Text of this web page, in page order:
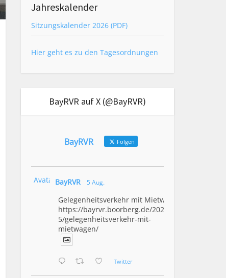
Jahreskalender
Sitzungskalender 2026 (PDF)
Hier geht es zu den Tagesordnungen
BayRVR auf X (@BayRVR)
BayRVR Folgen
Avatar BayRVR 5 Aug.
Gelegenheitsverkehr mit Mietwagen
https://bayrvr.boorberg.de/2026/08/0
5/gelegenheitsverkehr-mit-
mietwagen/
Twitter